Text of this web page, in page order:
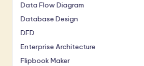
Data Flow Diagram
Database Design
DFD
Enterprise Architecture
Flipbook Maker